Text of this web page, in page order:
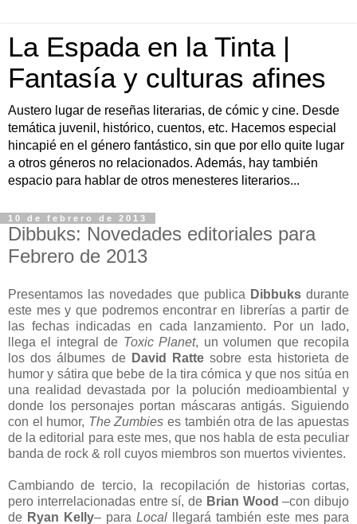
La Espada en la Tinta |
Fantasía y culturas afines
Austero lugar de reseñas literarias, de cómic y cine. Desde
temática juvenil, histórico, cuentos, etc. Hacemos especial
hincapié en el género fantástico, sin que por ello quite lugar
a otros géneros no relacionados. Además, hay también
espacio para hablar de otros menesteres literarios...
10 de febrero de 2013
Dibbuks: Novedades editoriales para
Febrero de 2013
Presentamos las novedades que publica Dibbuksdurante
este mes y que podremos encontrar en librerías a partir de
las fechas indicadas en cada lanzamiento. Por un lado,
llega el integral de Toxic Planet, un volumen que recopila
los dos álbumes de David Ratte sobre esta historieta de
humor y sátira que bebe de la tira cómica y que nos sitúa en
una realidad devastada por la polución medioambiental y
donde los personajes portan máscaras antigás. Siguiendo
con el humor, The Zumbies es también otra de las apuestas
de la editorial para este mes, que nos habla de esta peculiar
banda de rock & roll cuyos miembros son muertos vivientes.
Cambiando de tercio, la recopilación de historias cortas,
pero interrelacionadas entre sí, de Brian Wood –con dibujo
de Ryan Kelly– para Local llegará también este mes para